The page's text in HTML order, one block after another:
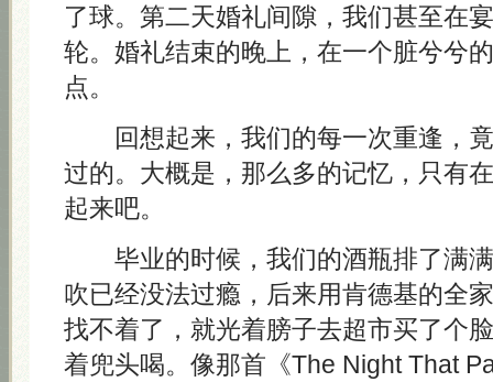
了球。第二天婚礼间隙，我们甚至在
轮。婚礼结束的晚上，在一个脏兮兮
点。
回想起来，我们的每一次重逢，竟
过的。大概是，那么多的记忆，只有
起来吧。
毕业的时候，我们的酒瓶排了满满
吹已经没法过瘾，后来用肯德基的全
找不着了，就光着膀子去超市买了个
着兜头喝。像那首《The Night That